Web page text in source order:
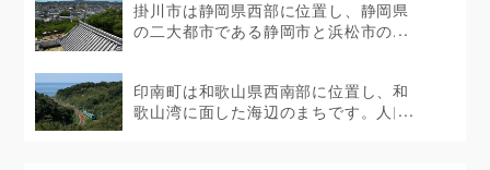
掛川市は静岡県西部に位置し、静岡県
の二大都市である静岡市と浜松市の...
印南町は和歌山県西南部に位置し、和
歌山湾に面した海辺のまちです。人口